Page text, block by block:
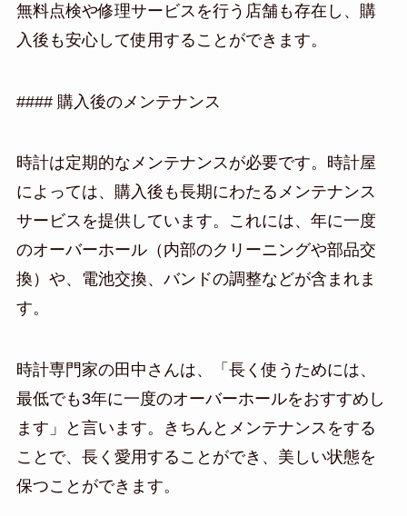
無料点検や修理サービスを行う店舗も存在し、購
入後も安心して使用することができます。
#### 購入後のメンテナンス
時計は定期的なメンテナンスが必要です。時計屋
によっては、購入後も長期にわたるメンテナンス
サービスを提供しています。これには、年に一度
のオーバーホール（内部のクリーニングや部品交
換）や、電池交換、バンドの調整などが含まれま
す。
時計専門家の田中さんは、「長く使うためには、
最低でも3年に一度のオーバーホールをおすすめし
ます」と言います。きちんとメンテナンスをする
ことで、長く愛用することができ、美しい状態を
保つことができます。